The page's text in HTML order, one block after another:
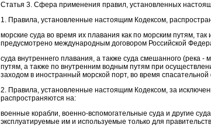
Статья 3. Сфера применения правил, установленных
1. Правила, установленные настоящим Кодексом,
морские суда во время их плавания как по морским путям,
предусмотрено международным договором Российской
суда внутреннего плавания, а также суда смешанного (река
путям, а также по внутренним водным путям при
заходом в иностранный морской порт, во время
2. Правила, установленные настоящим Кодексом, за
распространяются на:
военные корабли, военно-вспомогательные суда и другие
эксплуатируемые им и используемые только для